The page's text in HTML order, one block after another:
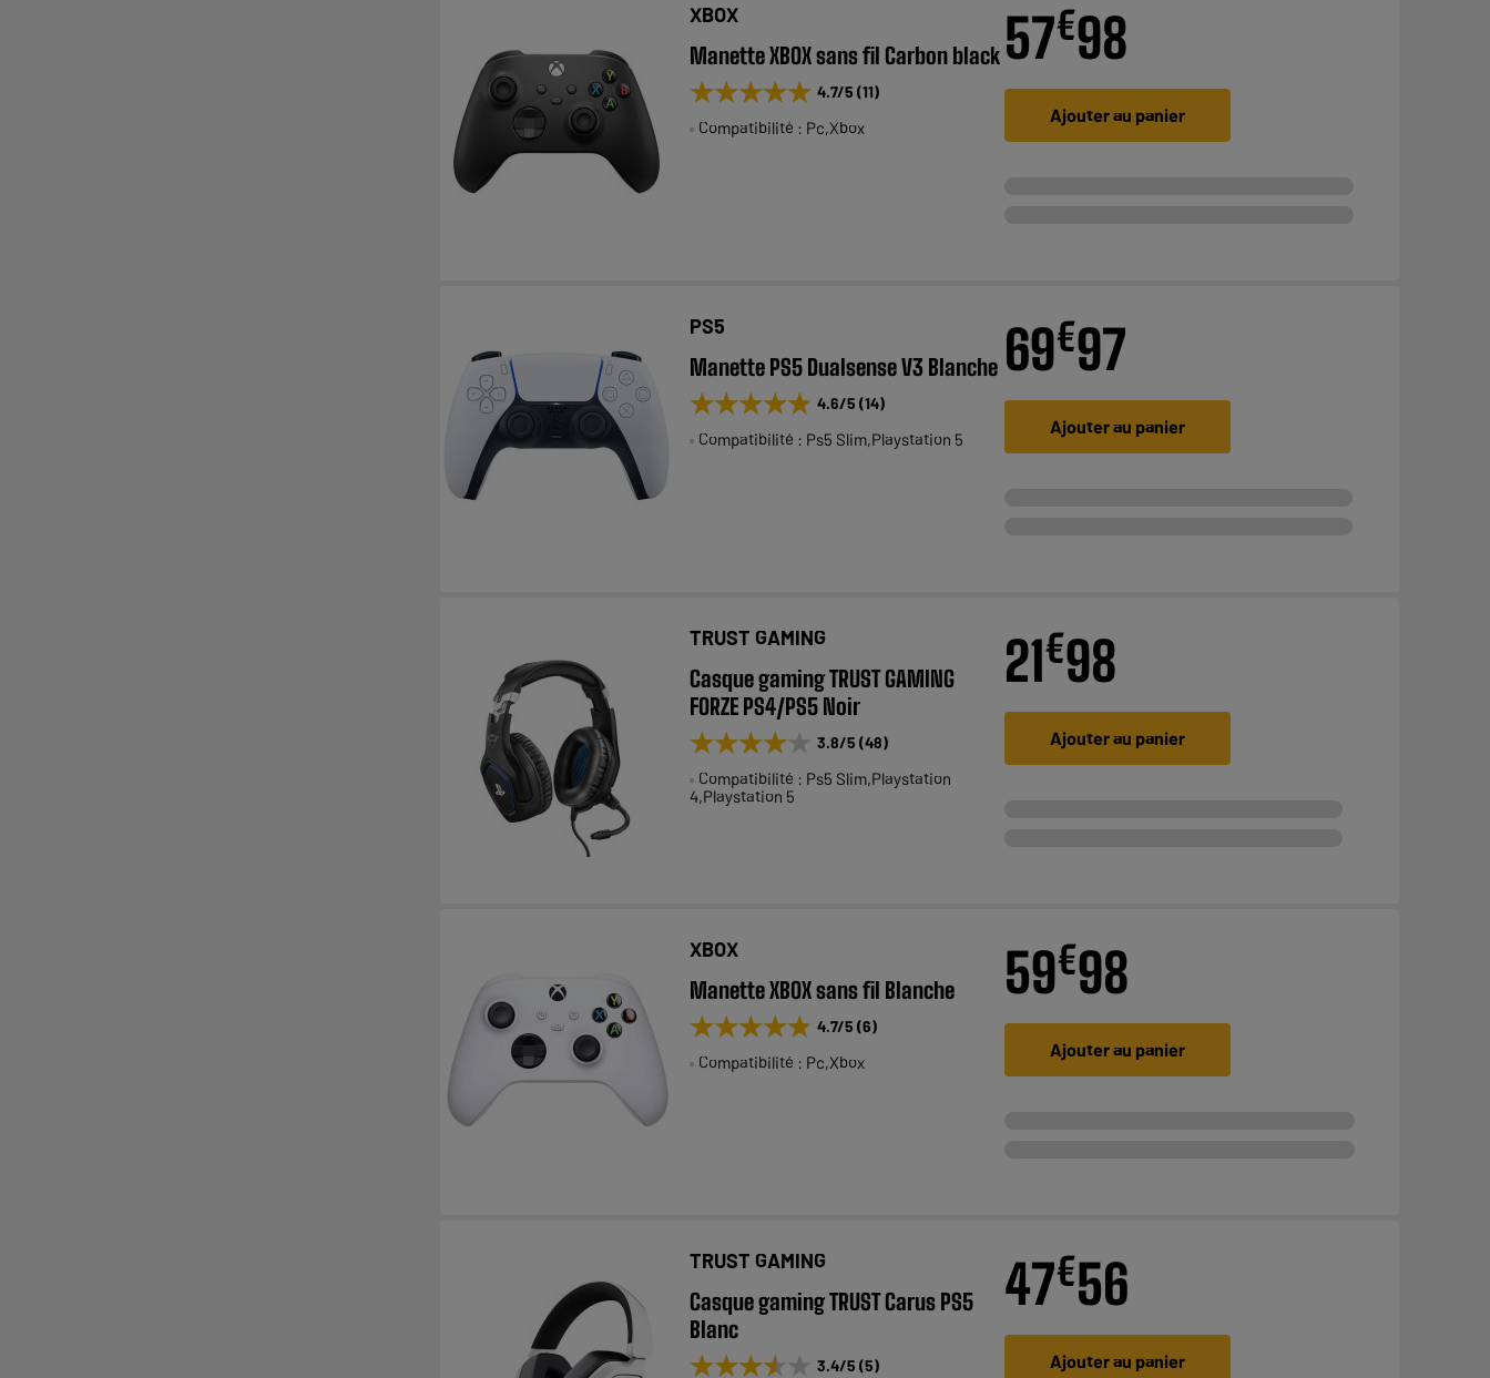
XBOX
Manette XBOX sans fil Carbon black
★★★★★
★★★★★ 4.7/5 (11)
Compatibilité : Pc,Xbox
57€98
Ajouter au panier
PS5
Manette PS5 Dualsense V3 Blanche
★★★★★
★★★★★ 4.6/5 (14)
Compatibilité : Ps5 Slim,Playstation 5
69€97
Ajouter au panier
TRUST GAMING
Casque gaming TRUST GAMING
FORZE PS4/PS5 Noir
★★★★★
★★★★★ 3.8/5 (48)
Compatibilité : Ps5 Slim,Playstation
4,Playstation 5
21€98
Ajouter au panier
XBOX
Manette XBOX sans fil Blanche
★★★★★
★★★★★ 4.7/5 (6)
Compatibilité : Pc,Xbox
59€98
Ajouter au panier
TRUST GAMING
Casque gaming TRUST Carus PS5
Blanc
★★★★★
★★★★★ 3.4/5 (5)
47€56
Ajouter au panier